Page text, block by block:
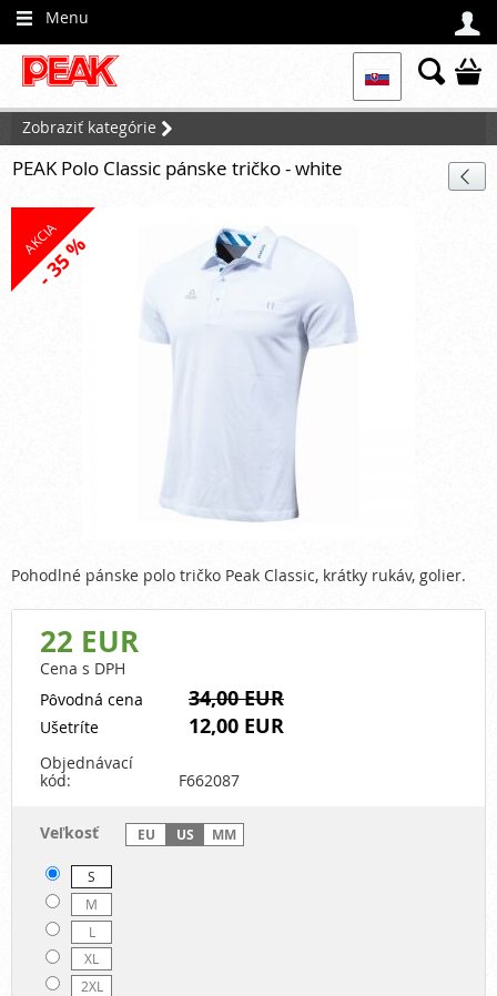
 Menu



Zobraziť kategórie 

PEAK Polo Classic pánske tričko - white
AKCIA
- 35 %
Pohodlné pánske polo tričko Peak Classic, krátky rukáv, golier.
22 EUR
Cena s DPH
Pôvodná cena
34,00 EUR
Ušetríte 12,00 EUR
Objednávací
kód:
F662087
Veľkosť EU US MM
S
M
L
XL
2XL